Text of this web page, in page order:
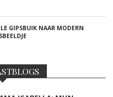
GIPSBUIK NAAR MODERN